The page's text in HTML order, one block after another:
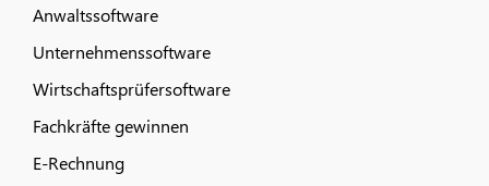
Anwaltssoftware
Unternehmenssoftware
Wirtschaftsprüfersoftware
Fachkräfte gewinnen
E-Rechnung